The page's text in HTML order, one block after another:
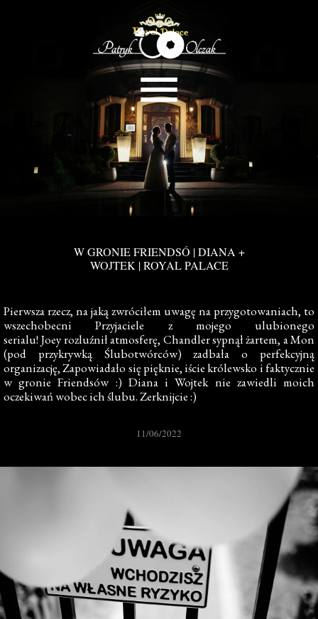
Pierwsza rzecz, na jaką zwróciłem uwagę na przygotowaniach, to
wszechobecni Przyjaciele z mojego ulubionego
serialu! Joey rozluźnił atmosferę, Chandler sypnął żartem, a Mon
(pod przykrywką Ślubotwórców) zadbała o perfekcyjną
organizację, Zapowiadało się pięknie, iście królewsko i faktycznie
w gronie Friendsów :) Diana i Wojtek nie zawiedli moich
oczekiwań wobec ich ślubu. Zerknijcie :)
11/06/2022
W GRONIE FRIENDSÓ | DIANA +
WOJTEK | ROYAL PALACE